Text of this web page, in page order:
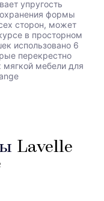
упругость
формы
сторон, может
в просторном
использовано 6
перекрестно
мягкой мебели для
Lavelle